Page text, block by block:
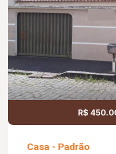
R$
Casa - Padrão